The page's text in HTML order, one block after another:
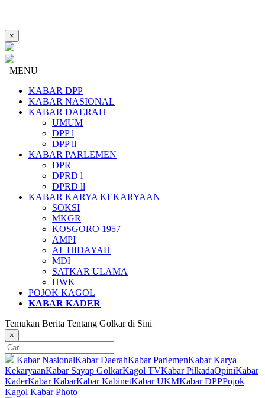
×
MENU
KABAR DPP
KABAR NASIONAL
KABAR DAERAH
UMUM
DPP l
DPP ll
KABAR PARLEMEN
DPR
DPRD l
DPRD ll
KABAR KARYA KEKARYAAN
SOKSI
MKGR
KOSGORO 1957
AMPI
AL HIDAYAH
MDI
SATKAR ULAMA
HWK
POJOK KAGOL
KABAR KADER
Temukan Berita Tentang Golkar di Sini
×
Kabar NasionalKabar DaerahKabar ParlemenKabar Karya
KekaryaanKabar Sayap GolkarKagol TVKabar PilkadaOpiniKabar
KaderKabar KabarKabar KabinetKabar UKMKabar DPPPojok
Kagol Kabar Photo